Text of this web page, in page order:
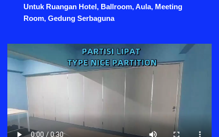
Untuk Ruangan Hotel, Ballroom, Aula, Meeting
Room, Gedung Serbaguna